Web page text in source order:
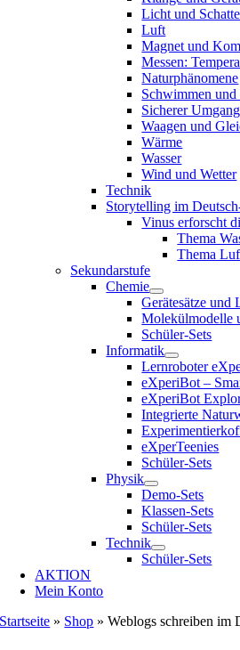
Licht und
Luft
Magnet und
Messen:
Naturphänomene
Schwimmen und
Sicherer
Waagen und
Wärme
Wasser
Wind und Wetter
Technik
Storytelling im
Vinus erforscht
Thema
Thema
Sekundarstufe
Chemie
Gerätesätze und
Molekülmodelle
Schüler-Sets
Informatik
Lernroboter
eXperiBot –
eXperiBot
Integrierte
eXperTeenies
Schüler-Sets
Physik
Demo-Sets
Klassen-Sets
Schüler-Sets
Technik
Schüler-Sets
AKTION
Mein Konto
Startseite » Shop »Weblogs schreiben im